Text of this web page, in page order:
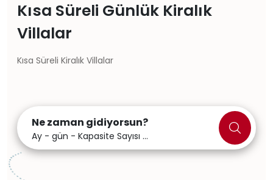
Kısa Süreli Günlük Kiralık
Villalar
Kısa Süreli Kiralık Villalar
Ne zaman gidiyorsun?
Ay - gün - Kapasite Sayısı ...